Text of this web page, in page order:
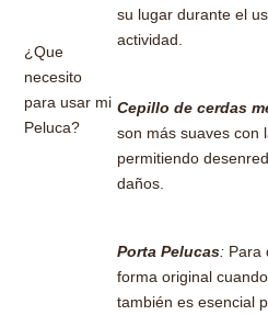
¿Que
necesito
para usar mi
Peluca?
su lugar durante el
actividad.
Cepillo de cerdas
son más suaves con
permitiendo
daños.
Porta Pelucas: Para
forma original
también es esencial